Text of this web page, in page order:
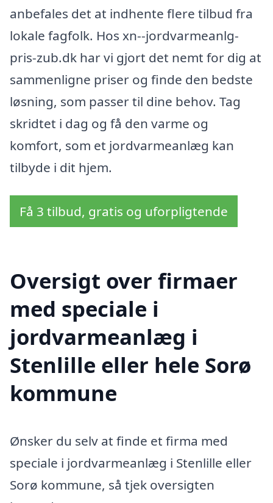
anbefales det at indhente flere tilbud fra
lokale fagfolk. Hos xn--jordvarmeanlg-
pris-zub.dk har vi gjort det nemt for dig at
sammenligne priser og finde den bedste
løsning, som passer til dine behov. Tag
skridtet i dag og få den varme og
komfort, som et jordvarmeanlæg kan
tilbyde i dit hjem.
Få 3 tilbud, gratis og uforpligtende
Oversigt over firmaer
med speciale i
jordvarmeanlæg i
Stenlille eller hele Sorø
kommune
Ønsker du selv at finde et firma med
speciale i jordvarmeanlæg i Stenlille eller
Sorø kommune, så tjek oversigten